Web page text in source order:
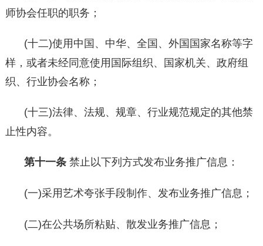
师协会任职的职务；
(十二)使用中国、中华、全国、外国国家名称等字
样，或者未经同意使用国际组织、国家机关、政府组
织、行业协会名称；
(十三)法律、法规、规章、行业规范规定的其他禁
止性内容。
第十一条 禁止以下列方式发布业务推广信息：
(一)采用艺术夸张手段制作、发布业务推广信息；
(二)在公共场所粘贴、散发业务推广信息；